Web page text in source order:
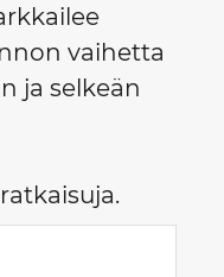
vaihetta
ja selkeän